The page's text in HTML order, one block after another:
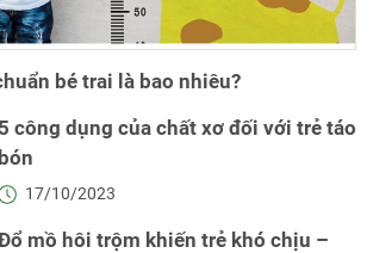
bé trai là bao nhiêu?
5 công dụng của chất xơ đối với trẻ táo
bón
17/10/2023
mồ hôi trộm khiến trẻ khó chịu –